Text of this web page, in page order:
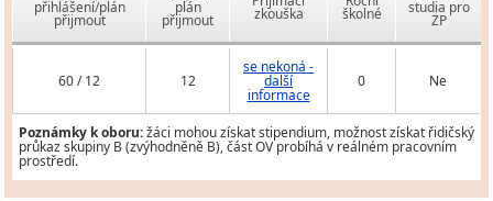
přihlášení/plán
přijmout
plán
přijmout zkouška školné studia pro
ZP
60 / 12 12
se nekoná -
další
informace
0 Ne
Poznámky k oboru:žáci mohou získat stipendium, možnost získat řidičský
průkaz skupiny B (zvýhodněně B), část OV probíhá v reálném pracovním
prostředí.